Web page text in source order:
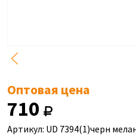
Оптовая цена
710
Артикул: UD 7394(1)черн